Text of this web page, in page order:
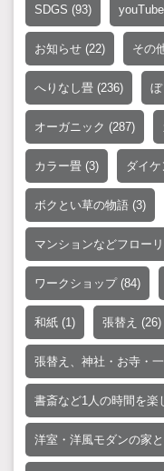
SDGS (93) youTube
お知らせ (22) その
へりなし畳 (236)
オーガニック (287)
カラー畳 (3) ダイ
ボクとい草の物語 (3)
マンションなどフロー
ワークショップ(84)
和紙 (1) 張替え (26)
張替え、神社・お寺・
書斎など1人の時間を楽
洋室・洋風モダンの家